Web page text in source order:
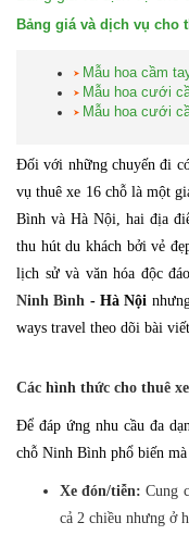
Bảng giá và dịch vụ cho
Mẫu hoa cầm
Mẫu hoa cưới
Mẫu hoa cưới
Đối với những chuyến đi
vụ thuê xe 16 chỗ là một
Bình và Hà Nội, hai địa
thu hút du khách bởi vẻ
lịch sử và văn hóa độc
Ninh Bình - Hà Nội
ways travel theo dõi bài
Các hình thức cho thuê
Để đáp ứng nhu cầu đa
chỗ Ninh Bình phổ biến mà
Xe đón/tiễn:Cung
cả 2 chiều nhưng ở